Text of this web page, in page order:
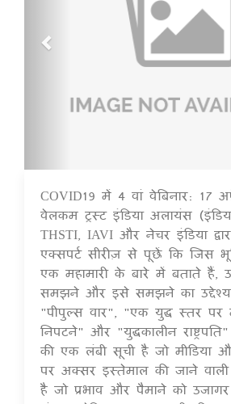
COVID19 में 4 वां वेबिनार: 17
वेलकम ट्रस्ट इंडिया अलायंस
THSTI, IAVI और नेचर इंडिया
एक्सपर्ट सीरीज़ से पूछें कि जिस
एक महामारी के बारे में बताते हैं,
समझने और इसे समझने का
"पीपुल्स वार", "एक युद्ध स्तर पर
निपटने" और "युद्धकालीन
की एक लंबी सूची है जो मीडिया
पर अक्सर इस्तेमाल की जाने
है जो प्रभाव और पैमाने को